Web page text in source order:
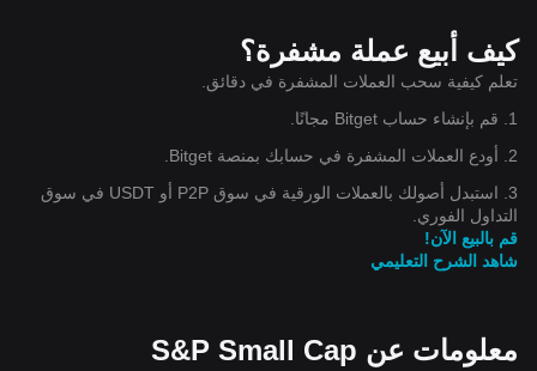
كيف أبيع عملة مشفرة؟
تعلم كيفية سحب العملات المشفرة في دقائق.
1. قم بإنشاء حساب Bitget مجانًا.
2. أودع العملات المشفرة في حسابك بمنصة Bitget.
3. استبدل أصولك بالعملات الورقية في سوق P2P أو USDT في سوق
التداول الفوري.
قم بالبيع الآن!
شاهد الشرح التعليمي
معلومات عن S&P Small Cap